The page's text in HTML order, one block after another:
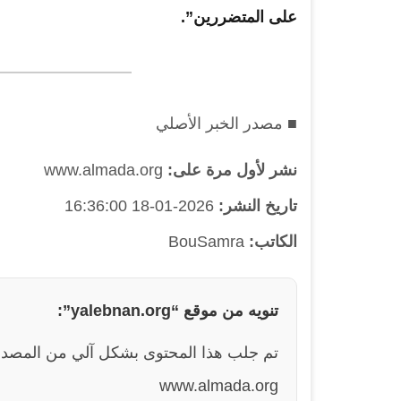
على المتضررين”.
■ مصدر الخبر الأصلي
نشر لأول مرة على: www.almada.org
تاريخ النشر: 2026-01-18 16:36:00
الكاتب: BouSamra
تنويه من موقع “yalebnan.org”:
تم جلب هذا المحتوى بشكل آلي من
www.almada.org